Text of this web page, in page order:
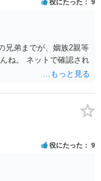
役にたった 9
兄弟までが、姻族2親等
ね。 ネットで確認され
役にたった 9